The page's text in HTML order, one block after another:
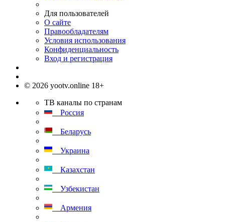
Для пользователей
О сайте
Правообладателям
Условия использования
Конфиденциальность
Вход и регистрация
© 2026 yootv.online 18+
ТВ каналы по странам
Россия
Беларусь
Украина
Казахстан
Узбекистан
Армения